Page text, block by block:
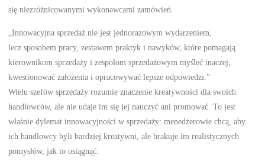
się niezróżnicowanymi wykonawcami zamówień.
„Innowacyjna sprzedaż nie jest jednorazowym wydarzeniem,
lecz sposobem pracy, zestawem praktyk i nawyków, które pomagają
kierownikom sprzedaży i zespołom sprzedażowym myśleć inaczej,
kwestionować założenia i opracowywać lepsze odpowiedzi.”
Wielu szefów sprzedaży rozumie znaczenie kreatywności dla swoich
handlowców, ale nie udaje im się jej nauczyć ani promować. To jest
właśnie dylemat innowacyjności w sprzedaży: menedżerowie chcą, aby
ich handlowcy byli bardziej kreatywni, ale brakuje im realistycznych
pomysłów, jak to osiągnąć.